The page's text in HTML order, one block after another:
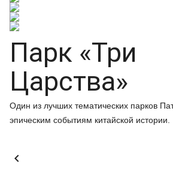
Парк «Три
Царства»
Один из лучших тематических парков
эпическим событиям китайской истории.
